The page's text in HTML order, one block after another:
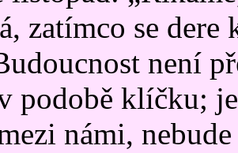
zatímco se dere
není
podobě klíčku;
námi,